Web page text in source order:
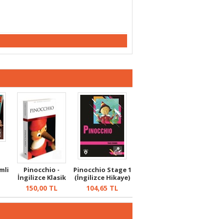
Pinocchio -
İngilizce Klasik
Roman
150,00 TL
Pinocchio Stage 1
(İngilizce Hikaye)
104,65 TL